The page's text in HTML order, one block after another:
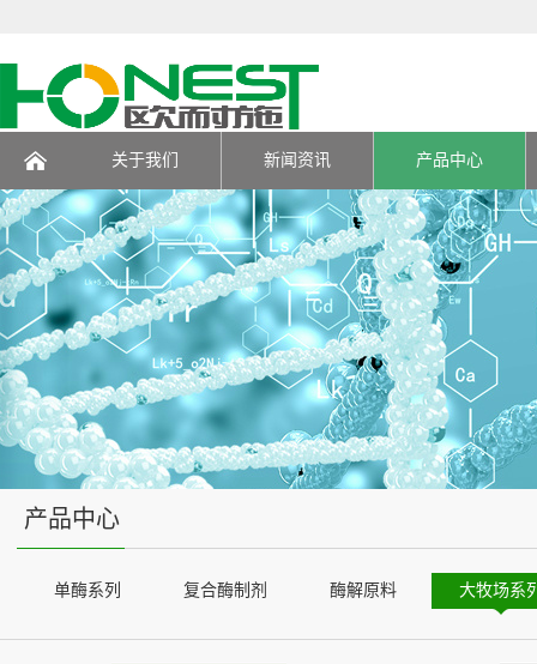
页
关于我们 新闻资讯 产品中心
产品中心
单酶系列 复合酶制剂 酶解原料 大牧场系